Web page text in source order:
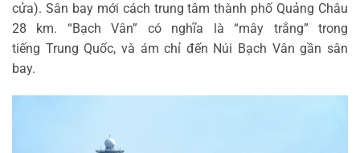
cửa). Sân bay mới cách trung tâm thành phố Quảng Châu
28 km. “Bạch Vân” có nghĩa là “mây trắng” trong
tiếng Trung Quốc, và ám chỉ đến Núi Bạch Vân gần sân
bay.